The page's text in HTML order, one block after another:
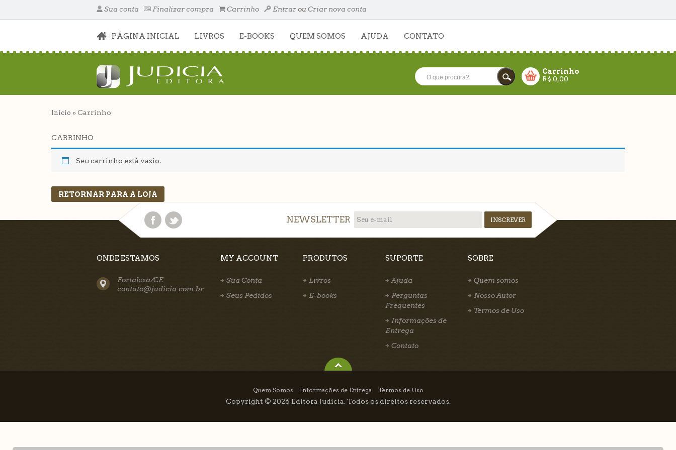
Sua conta Finalizar compra Carrinho Entrarou Criar nova conta
PÁGINA INICIAL LIVROS E-BOOKS QUEM SOMOS AJUDA CONTATO
Carrinho
R$0,00
Início » Carrinho
CARRINHO
Seu carrinho está vazio.
RETORNAR PARA A LOJA
NEWSLETTER
ONDE ESTAMOS
Fortaleza/CE
contato@judicia.com.br
MY ACCOUNT
Sua Conta
Seus Pedidos
PRODUTOS
Livros
E-books
SUPORTE
Ajuda
Perguntas
Frequentes
Informações de
Entrega
Contato
SOBRE
Quem somos
Nosso Autor
Termos de Uso
Quem Somos Informações de Entrega Termos de Uso
Copyright © 2026 Editora Judicia. Todos os direitos reservados.